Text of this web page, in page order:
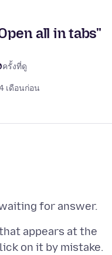
all in tabs"
ครั้งที่ดู
เดือนก่อน
appears at the
on it by mistake.